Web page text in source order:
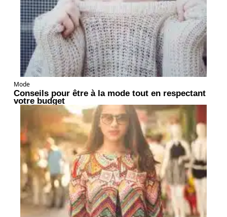
Mode
Conseils pour être à la mode tout en respectant
votre budget